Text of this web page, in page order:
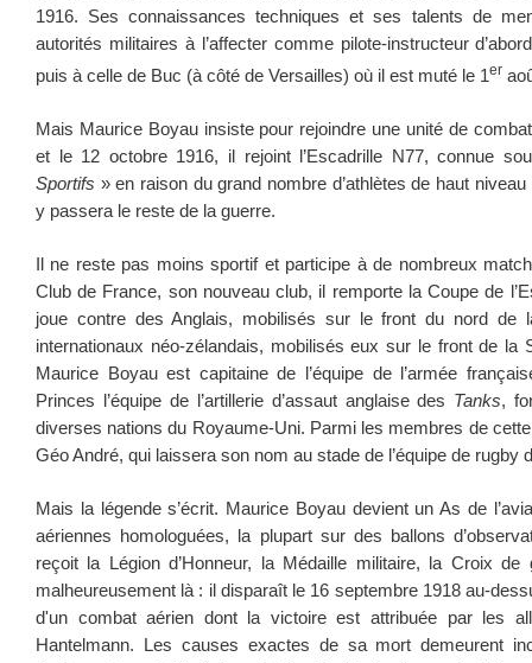
1916. Ses connaissances techniques et ses talents de
autorités militaires à l’affecter comme pilote-instructeur
puis à celle de Buc (à côté de Versailles) où il est muté le 1er
Mais Maurice Boyau insiste pour rejoindre une unité de
et le 12 octobre 1916, il rejoint l’Escadrille N77, connue
Sportifs » en raison du grand nombre d’athlètes de haut
y passera le reste de la guerre.
Il ne reste pas moins sportif et participe à de nombreux
Club de France, son nouveau club, il remporte la Coupe de
joue contre des Anglais, mobilisés sur le front du nord de
internationaux néo-zélandais, mobilisés eux sur le front de la
Maurice Boyau est capitaine de l’équipe de l’armée
Princes l’équipe de l’artillerie d’assaut anglaise des Tanks,
diverses nations du Royaume-Uni. Parmi les membres de
Géo André, qui laissera son nom au stade de l’équipe de rugby
Mais la légende s’écrit. Maurice Boyau devient un As de
aériennes homologuées, la plupart sur des ballons
reçoit la Légion d’Honneur, la Médaille militaire, la Croix de
malheureusement là : il disparaît le 16 septembre 1918 au-
d'un combat aérien dont la victoire est attribuée par les
Hantelmann. Les causes exactes de sa mort demeurent